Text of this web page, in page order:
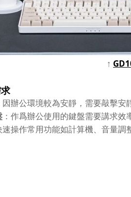
↑
因辦公環境較為安靜，需要敲擊安
：作爲辦公使用的鍵盤需要講求
速操作常用功能如計算機、音量調